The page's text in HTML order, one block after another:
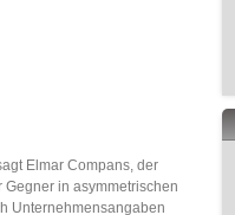
Elmar Compans, der
in asymmetrischen
Unternehmensangaben